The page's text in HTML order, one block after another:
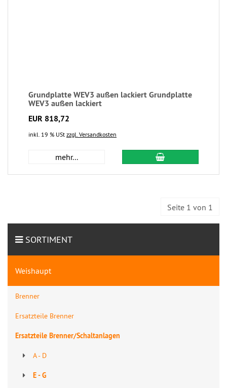
Grundplatte WEV3 außen lackiert Grundplatte
WEV3 außen lackiert
EUR 818,72
inkl. 19 % USt zzgl. Versandkosten
mehr...
Seite 1 von 1
SORTIMENT
Weishaupt
Brenner
Ersatzteile Brenner
Ersatzteile Brenner/Schaltanlagen
A - D
E - G